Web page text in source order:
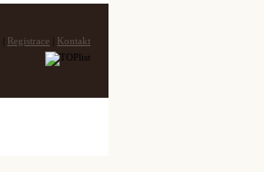
Registrace Kontakt